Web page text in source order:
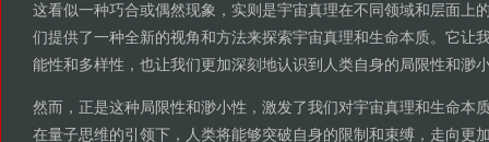
这看似一种巧合或偶然现象，实则是宇宙真理在不同领域和层面上
们提供了一种全新的视角和方法来探索宇宙真理和生命本质。它让
能性和多样性，也让我们更加深刻地认识到人类自身的局限性和渺
然而，正是这种局限性和渺小性，激发了我们对宇宙真理和生命本
在量子思维的引领下，人类将能够突破自身的限制和束缚，走向更